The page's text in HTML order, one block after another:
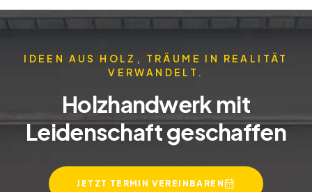
IDEEN AUS HOLZ, TRÄUME IN REALITÄT
VERWANDELT.
Holzhandwerk mit
Leidenschaft geschaffen
JETZT TERMIN VEREINBAREN